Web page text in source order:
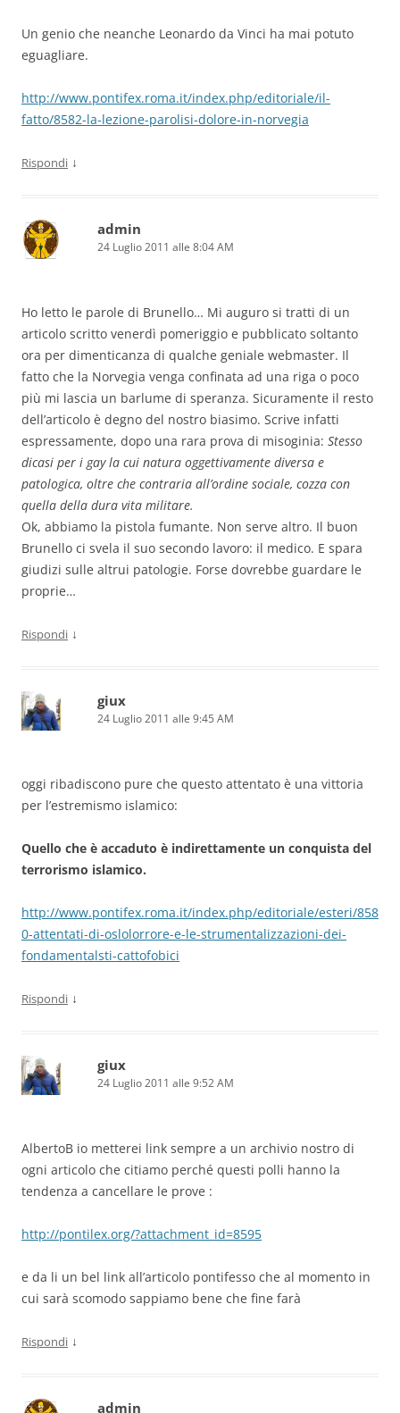
Un genio che neanche Leonardo da Vinci ha mai potuto
eguagliare.
http://www.pontifex.roma.it/index.php/editoriale/il-
fatto/8582-la-lezione-parolisi-dolore-in-norvegia
Rispondi ↓
admin
24 Luglio 2011 alle 8:04 AM
Ho letto le parole di Brunello… Mi auguro si tratti di un
articolo scritto venerdì pomeriggio e pubblicato soltanto
ora per dimenticanza di qualche geniale webmaster. Il
fatto che la Norvegia venga confinata ad una riga o poco
più mi lascia un barlume di speranza. Sicuramente il resto
dell’articolo è degno del nostro biasimo. Scrive infatti
espressamente, dopo una rara prova di misoginia: Stesso
dicasi per i gay la cui natura oggettivamente diversa e
patologica, oltre che contraria all’ordine sociale, cozza con
quella della dura vita militare.
Ok, abbiamo la pistola fumante. Non serve altro. Il buon
Brunello ci svela il suo secondo lavoro: il medico. E spara
giudizi sulle altrui patologie. Forse dovrebbe guardare le
proprie…
Rispondi ↓
giux
24 Luglio 2011 alle 9:45 AM
oggi ribadiscono pure che questo attentato è una vittoria
per l’estremismo islamico:
Quello che è accaduto è indirettamente un conquista del
terrorismo islamico.
http://www.pontifex.roma.it/index.php/editoriale/esteri/858
0-attentati-di-oslolorrore-e-le-strumentalizzazioni-dei-
fondamentalsti-cattofobici
Rispondi ↓
giux
24 Luglio 2011 alle 9:52 AM
AlbertoB io metterei link sempre a un archivio nostro di
ogni articolo che citiamo perché questi polli hanno la
tendenza a cancellare le prove :
http://pontilex.org/?attachment_id=8595
e da li un bel link all’articolo pontifesso che al momento in
cui sarà scomodo sappiamo bene che fine farà
Rispondi ↓
admin